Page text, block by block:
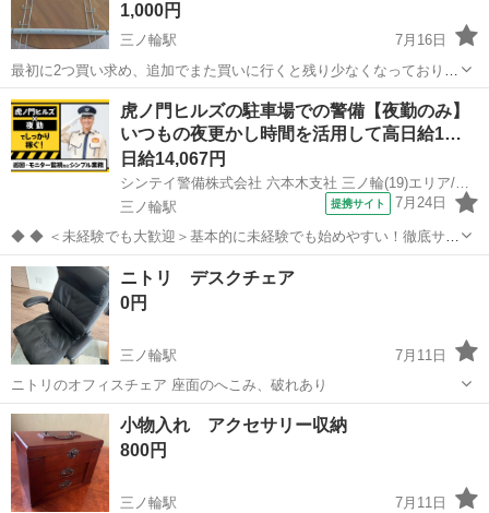
1,000円
三ノ輪駅
7月16日
最初に2つ買い求め、追加でまた買いに行くと残り少なくなっており、
まとめていくつか購入しましたが結局余ってしまいました。 ハシゴの
ようなものをハンガーパイプに引っかけ、円柱状の棒を差し込むだけ
ですぐ使えます。 幅も高さも好...
東京 台東区 三ノ輪駅 収納家具 ニトリ
虎ノ門ヒルズの駐車場での警備【夜勤のみ】
いつもの夜更かし時間を活用して高日給1…
日給14,067円
シンテイ警備株式会社 六本木支社 三ノ輪(19)エリア/A3203200117
三ノ輪駅
提携サイト 7月24日
◆ ◆ ＜未経験でも大歓迎＞基本的に未経験でも始めやすい！徹底サポ
ート体制♪ 虎ノ門ヒルズで働こう☆ 21:00スタートの夜勤専属◎ 夜勤
だからこその高日給でガンガン稼げる！ なのにシンプル業務で負担少
なめ♪ ＼未経験...
東京 台東区 三ノ輪駅 警備員
ニトリ デスクチェア
0円
三ノ輪駅
7月11日
ニトリのオフィスチェア 座面のへこみ、破れあり
東京 台東区 三ノ輪駅 オフィス用家具
小物入れ アクセサリー収納
800円
三ノ輪駅
7月11日